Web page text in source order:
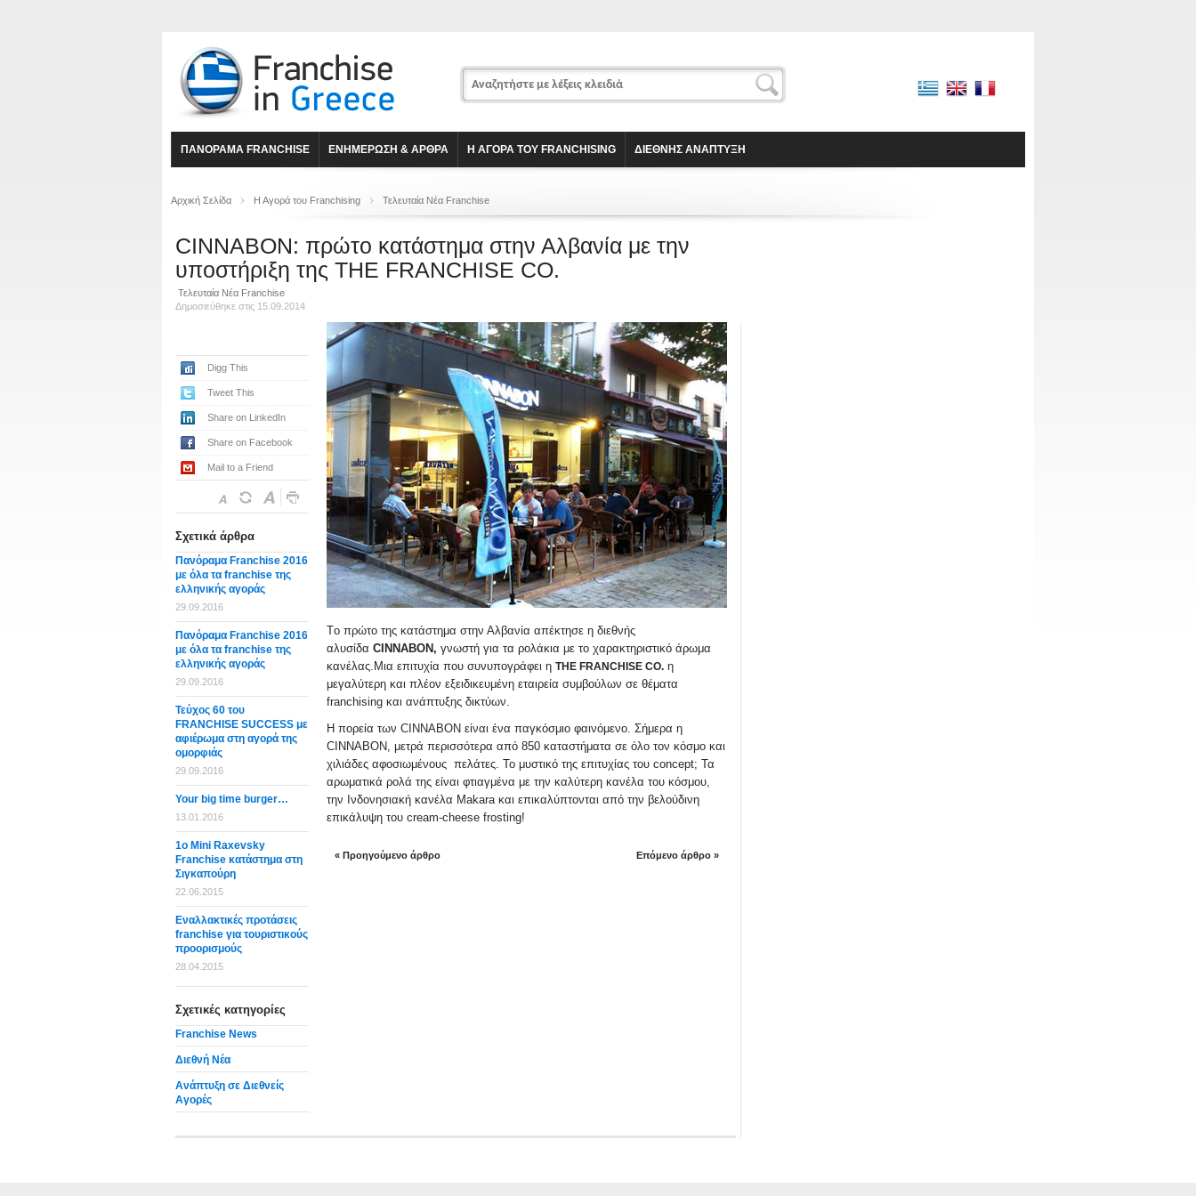
ΠΑΝΟΡΑΜΑ FRANCHISE ΕΝΗΜΕΡΩΣΗ & ΑΡΘΡΑ Η ΑΓΟΡΑ ΤΟΥ FRANCHISING ΔΙΕΘΝΗΣ ΑΝΑΠΤΥΞΗ
Αρχική Σελίδα Η Αγορά του Franchising Τελευταία Νέα Franchise
CΙΝΝΑΒΟΝ: πρώτο κατάστημα στην Αλβανία με την
υποστήριξη της THE FRANCHISE CO.
Τελευταία Νέα Franchise
Δημοσιεύθηκε στις 15.09.2014
Digg This
Tweet This
Share on LinkedIn
Share on Facebook
Mail to a Friend
Σχετικά άρθρα
Πανόραμα Franchise 2016
με όλα τα franchise της
ελληνικής αγοράς
29.09.2016
Πανόραμα Franchise 2016
με όλα τα franchise της
ελληνικής αγοράς
29.09.2016
Τεύχος 60 του
FRANCHISE SUCCESS με
αφιέρωμα στη αγορά της
ομορφιάς
29.09.2016
Your big time burger…
13.01.2016
1o Mini Raxevsky
Franchise κατάστημα στη
Σιγκαπούρη
22.06.2015
Εναλλακτικές προτάσεις
franchise για τουριστικούς
προορισμούς
28.04.2015
Σχετικές κατηγορίες
Franchise News
Διεθνή Νέα
Ανάπτυξη σε Διεθνείς
Αγορές
Tο πρώτο της κατάστημα στην Αλβανία απέκτησε η διεθνής
αλυσίδα CΙΝΝΑΒΟΝ, γνωστή για τα ρολάκια με το χαρακτηριστικό άρωμα
κανέλας. Μια επιτυχία που συνυπογράφει η THE FRANCHISE CO. η
μεγαλύτερη και πλέον εξειδικευμένη εταιρεία συμβούλων σε θέματα
franchising και ανάπτυξης δικτύων.
Η πορεία των CINNABON είναι ένα παγκόσμιο φαινόμενο. Σήμερα η
CΙΝΝΑΒΟΝ, μετρά περισσότερα από 850 καταστήματα σε όλο τον κόσμο και
χιλιάδες αφοσιωμένους πελάτες. Το μυστικό της επιτυχίας του concept; Τα
αρωματικά ρολά της είναι φτιαγμένα με την καλύτερη κανέλα του κόσμου,
την Ινδονησιακή κανέλα Makara και επικαλύπτονται από την βελούδινη
επικάλυψη του cream-cheese frosting!
Επόμενο άρθρο »
« Προηγούμενο άρθρο